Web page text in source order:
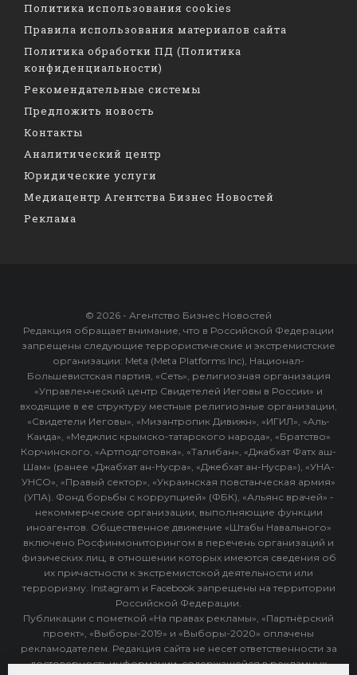
Политика использования cookies
Правила использования материалов сайта
Политика обработки ПД (Политика
конфиденциальности)
Рекомендательные системы
Предложить новость
Контакты
Аналитический центр
Юридические услуги
Медиацентр Агентства Бизнес Новостей
Реклама
© 2026 - Агентство Бизнес Новостей
Редакция обращает внимание, что в Российской Федерации
запрещены следующие террористические и экстремистские
организации: Meta (Meta Platforms Inc), Национал-
Большевистская партия, «Сеть», религиозная организация
«Управленческий центр Свидетелей Иеговы в России» и
входящие в ее структуру местные религиозные организации,
«Свидетели Иеговы», «Мизантропик Дивижн», «ИГИЛ», «Аль-
Каида», «Меджлис крымско-татарского народа», «Братство»
Корчинского, «Артподготовка», «Талибан», «Джабхат Фатх аш-
Шам» (ранее «Джабхат ан-Нусра», «Джебхат ан-Нусра»), «УНА-
УНСО», «Правый сектор», «Украинская повстанческая армия»
(УПА). Фонд борьбы с коррупцией» (ФБК), «Альянс врачей» -
некоммерческие организации, выполняющие функции
иноагентов. Общественное движение «Штабы Навального»
включено Росфинмониторингом в перечень организаций и
физических лиц, в отношении которых имеются сведения об
их причастности к экстремистской деятельности или
терроризму. Instagram и Facebook запрещены на территории
Российской Федерации.
Публикации с пометкой «На правах рекламы», «Партнёрский
проект», «Выборы-2019» и «Выборы-2020» оплачены
рекламодателем. Редакция сайта не несет ответственности за
достоверность информации, содержащейся в рекламных